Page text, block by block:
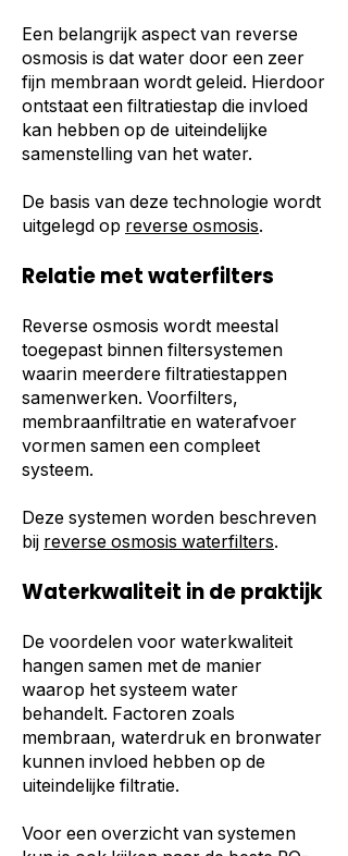
Een belangrijk aspect van reverse
osmosis is dat water door een zeer
fijn membraan wordt geleid. Hierdoor
ontstaat een filtratiestap die invloed
kan hebben op de uiteindelijke
samenstelling van het water.
De basis van deze technologie wordt
uitgelegd op reverse osmosis.
Relatie met waterfilters
Reverse osmosis wordt meestal
toegepast binnen filtersystemen
waarin meerdere filtratiestappen
samenwerken. Voorfilters,
membraanfiltratie en waterafvoer
vormen samen een compleet
systeem.
Deze systemen worden beschreven
bij reverse osmosis waterfilters.
Waterkwaliteit in de praktijk
De voordelen voor waterkwaliteit
hangen samen met de manier
waarop het systeem water
behandelt. Factoren zoals
membraan, waterdruk en bronwater
kunnen invloed hebben op de
uiteindelijke filtratie.
Voor een overzicht van systemen